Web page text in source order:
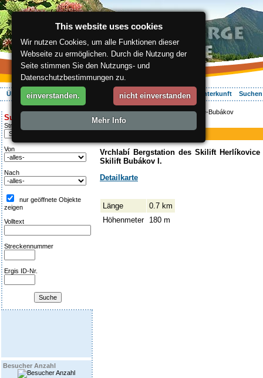
Über die Region Aktiv Erleben Entspannung Ihr Urlaub Unterkunft
Suche:
Streckentipp
Von
Nach
nur geöffnete Objekte
zeigen
Volltext
Streckennummer
Ergis ID-Nr.
Besucher Anzahl
ergis.cz>Aktiv Erleben> Herlíkovice-Bubákov
Piste
Herlíkovice-Bubákov
Vrchlabí Bergstation des Skilift
Skilift Bubákov I.
Detailkarte
Länge
0.7 km
Höhenmeter
180 m
This website uses cookies
Wir nutzen Cookies, um alle Funktionen dieser
Webseite zu ermöglichen. Durch die Nutzung der
Seite stimmen Sie den Nutzungs- und
Datenschutzbestimmungen zu.
einverstanden. nicht einverstanden
Mehr Info